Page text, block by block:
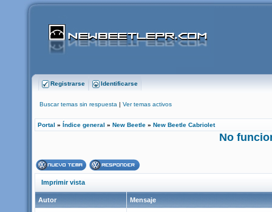
Registrarse Identificarse
Buscar temas sin respuesta | Ver temas activos
Portal » Índice general » New Beetle » New Beetle Cabriolet
No
Imprimir vista
Autor Mensaje